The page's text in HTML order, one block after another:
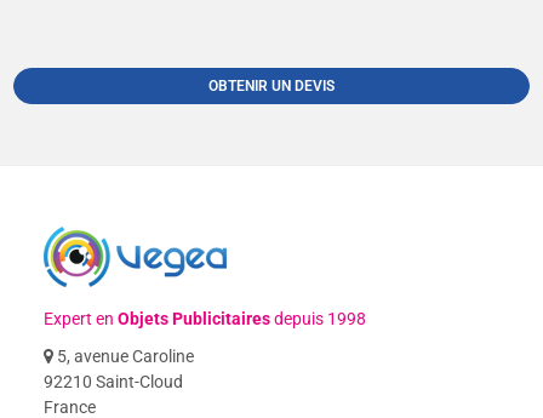
OBTENIR UN DEVIS
Expert enObjets Publicitairesdepuis 1998
5, avenue Caroline
92210 Saint-Cloud
France